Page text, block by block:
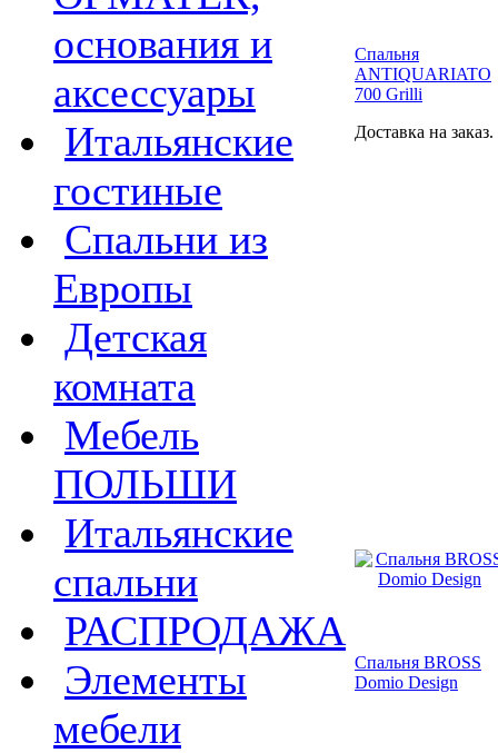
основания и
аксессуары
Итальянские
гостиные
Спальни из
Европы
Детская
комната
Мебель
ПОЛЬШИ
Итальянские
спальни
РАСПРОДАЖА
Элементы
мебели
Спальня
ANTIQUARIATO
700 Grilli
Доставка на заказ.
Спальня BROSS
Domio Design